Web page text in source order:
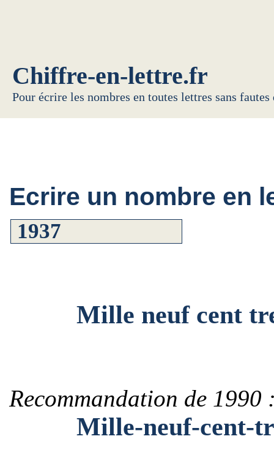
Chiffre-en-lettre.fr
Pour écrire les nombres en toutes lettres sans
Ecrire un nombre en
Mille neuf cent
Recommandation de 1990
Mille-neuf-cent-